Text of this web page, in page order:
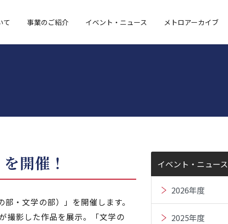
て 事業のご紹介 イベント・ニュース メトロアーカイブ
開催！
・文学の部）」を開催します。
撮影した作品を展示。「文学の
イベント・ニュース
2026年度
2025年度